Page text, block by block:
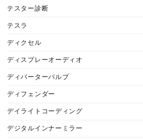
テスター診断
テスラ
ディクセル
ディスプレーオーディオ
ディバーターバルブ
ディフェンダー
デイライトコーディング
デジタルインナーミラー